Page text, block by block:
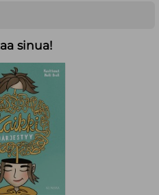
vahingossa työ, millaisia
on ollut tehdä kymmenen
on vaikuttanut? Kuinka
unelmoida isosti? Nämä
sinua muovaamaan
aiheisiin liittyviin
ja sosiaalisen median
tunnetaan positiivisista ja
hän on tehnyt jo vuodesta
sinua!